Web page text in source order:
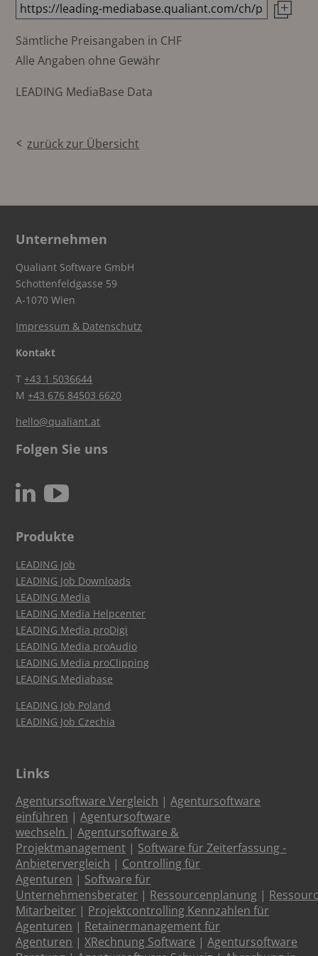
Sämtliche Preisangaben in CHF
Alle Angaben ohne Gewähr
LEADING MediaBase Data
zurück zur Übersicht
Unternehmen
Qualiant Software GmbH
Schottenfeldgasse 59
A-1070 Wien
Impressum & Datenschutz
Kontakt
T+43 1 5036644
M+43 676 84503 6620
hello@qualiant.at
Folgen Sie uns
N c
Produkte
LEADING Job
LEADING Job Downloads
LEADING Media
LEADING Media Helpcenter
LEADING Media proDigi
LEADING Media proAudio
LEADING Media proClipping
LEADING Mediabase
LEADING Job Poland
LEADING Job Czechia
Links
Agentursoftware Vergleich |Agentursoftware
einführen |Agentursoftware
wechseln |Agentursoftware &
Projektmanagement | Software für Zeiterfassung -
Anbietervergleich | Controlling für
Agenturen | Software für
Unternehmensberater | Ressourcenplanung |
Mitarbeiter | Projektcontrolling Kennzahlen für
Agenturen | Retainermanagement für
Agenturen |XRechnung Software |Agentursoftware